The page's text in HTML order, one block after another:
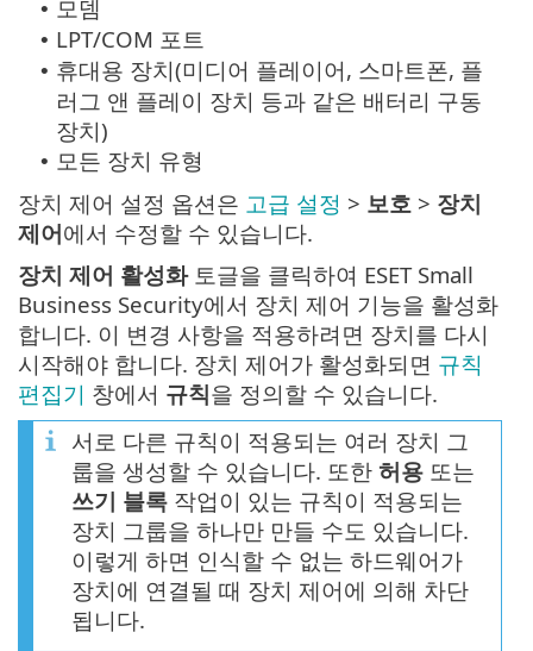
• 모뎀
• LPT/COM 포트
• 휴대용 장치(미디어 플레이어, 스마트폰, 플
러그 앤 플레이 장치 등과 같은 배터리 구동
장치)
• 모든 장치 유형
장치 제어 설정 옵션은 고급 설정 > 보호 > 장치
제어에서 수정할 수 있습니다.
장치 제어 활성화토글을 클릭하여 ESET Small
Business Security에서 장치 제어 기능을 활성화
합니다. 이 변경 사항을 적용하려면 장치를 다시
시작해야 합니다. 장치 제어가 활성화되면 규칙
편집기 창에서 규칙을 정의할 수 있습니다.
서로 다른 규칙이 적용되는 여러 장치 그
룹을 생성할 수 있습니다. 또한 허용 또는
쓰기 블록 작업이 있는 규칙이 적용되는
장치 그룹을 하나만 만들 수도 있습니다.
이렇게 하면 인식할 수 없는 하드웨어가
장치에 연결될 때 장치 제어에 의해 차단
됩니다.